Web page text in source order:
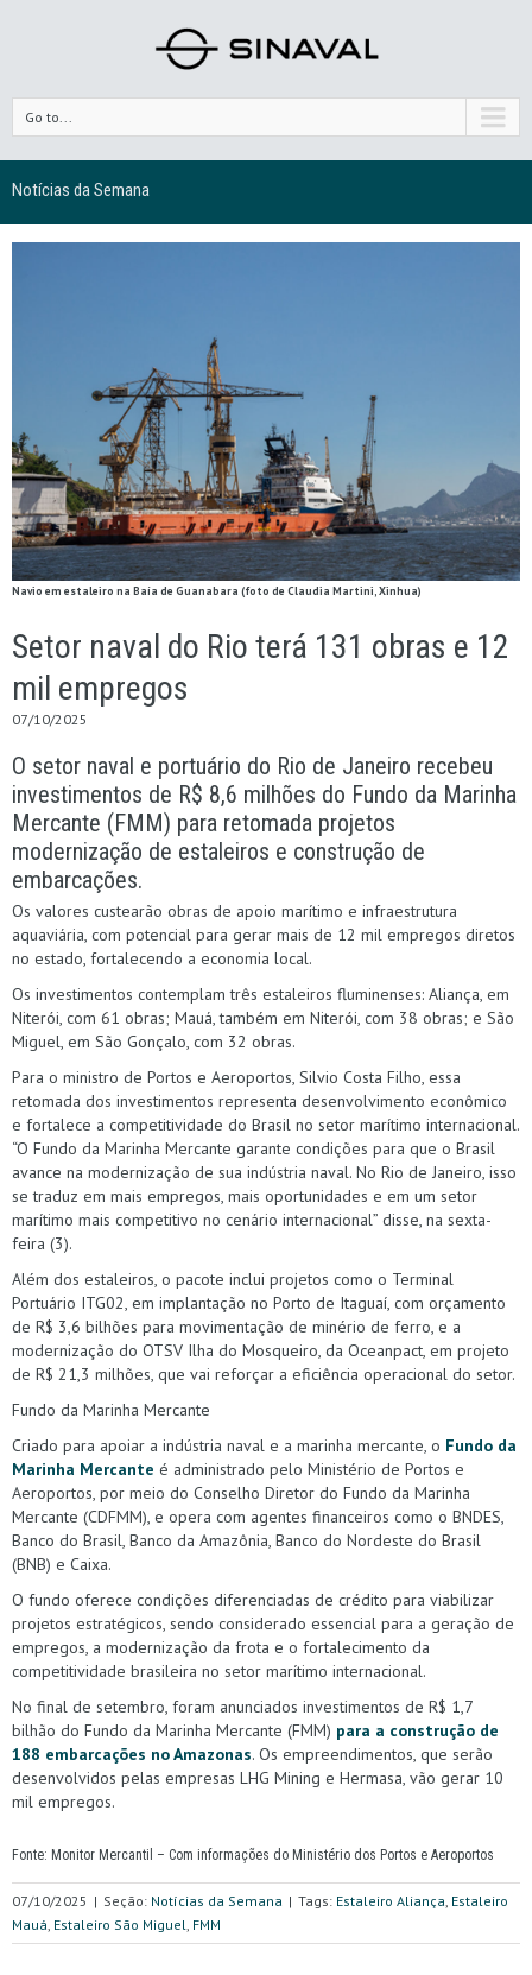
Go to...
Notícias da Semana
Navio em estaleiro na Baía de Guanabara (foto de Claudia Martini, Xinhua)
Setor naval do Rio terá 131 obras e 12
mil empregos
07/10/2025
O setor naval e portuário do Rio de Janeiro recebeu
investimentos de R$ 8,6 milhões do Fundo da Marinha
Mercante (FMM) para retomada projetos
modernização de estaleiros e construção de
embarcações.
Os valores custearão obras de apoio marítimo e infraestrutura
aquaviária, com potencial para gerar mais de 12 mil empregos diretos
no estado, fortalecendo a economia local.
Os investimentos contemplam três estaleiros fluminenses: Aliança, em
Niterói, com 61 obras; Mauá, também em Niterói, com 38 obras; e São
Miguel, em São Gonçalo, com 32 obras.
Para o ministro de Portos e Aeroportos, Silvio Costa Filho, essa
retomada dos investimentos representa desenvolvimento econômico
e fortalece a competitividade do Brasil no setor marítimo internacional.
“O Fundo da Marinha Mercante garante condições para que o Brasil
avance na modernização de sua indústria naval. No Rio de Janeiro, isso
se traduz em mais empregos, mais oportunidades e em um setor
marítimo mais competitivo no cenário internacional” disse, na sexta-
feira (3).
Além dos estaleiros, o pacote inclui projetos como o Terminal
Portuário ITG02, em implantação no Porto de Itaguaí, com orçamento
de R$ 3,6 bilhões para movimentação de minério de ferro, e a
modernização do OTSV Ilha do Mosqueiro, da Oceanpact, em projeto
de R$ 21,3 milhões, que vai reforçar a eficiência operacional do setor.
Fundo da Marinha Mercante
Criado para apoiar a indústria naval e a marinha mercante, o Fundo da
Marinha Mercante é administrado pelo Ministério de Portos e
Aeroportos, por meio do Conselho Diretor do Fundo da Marinha
Mercante (CDFMM), e opera com agentes financeiros como o BNDES,
Banco do Brasil, Banco da Amazônia, Banco do Nordeste do Brasil
(BNB) e Caixa.
O fundo oferece condições diferenciadas de crédito para viabilizar
projetos estratégicos, sendo considerado essencial para a geração de
empregos, a modernização da frota e o fortalecimento da
competitividade brasileira no setor marítimo internacional.
No final de setembro, foram anunciados investimentos de R$ 1,7
bilhão do Fundo da Marinha Mercante (FMM) para a construção de
188 embarcações no Amazonas. Os empreendimentos, que serão
desenvolvidos pelas empresas LHG Mining e Hermasa, vão gerar 10
mil empregos.
Fonte: Monitor Mercantil – Com informações do Ministério dos Portos e Aeroportos
07/10/2025 | Seção: Notícias da Semana | Tags: Estaleiro Aliança Estaleiro
Mauá Estaleiro São Miguel FMM